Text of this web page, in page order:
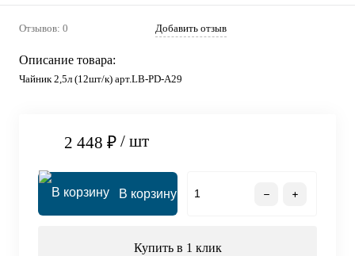
Отзывов: 0 Добавить отзыв
Описание товара:
Чайник 2,5л (12шт/к) арт.LB-PD-A29
2 448 ₽ / шт
В корзину
Купить в 1 клик